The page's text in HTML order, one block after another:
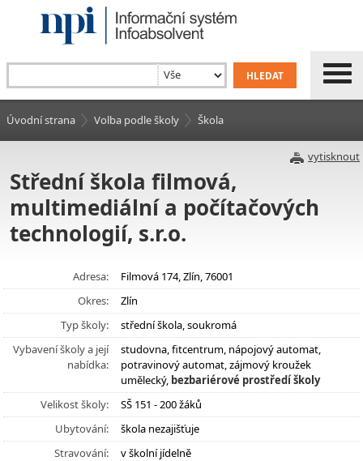
Úvodní strana Volba podle školy Škola
vytisknout
Střední škola filmová,
multimediální a počítačových
technologií, s.r.o.
Adresa:
Filmová 174, Zlín, 76001
Okres:
Zlín
Typ školy:
střední škola, soukromá
Vybavení školy a její
nabídka:
studovna, fitcentrum, nápojový automat,
potravinový automat, zájmový kroužek
umělecký, bezbariérové prostředí školy
Velikost školy:
SŠ 151 - 200 žáků
Ubytování:
škola nezajišťuje
Stravování:
v školní jídelně